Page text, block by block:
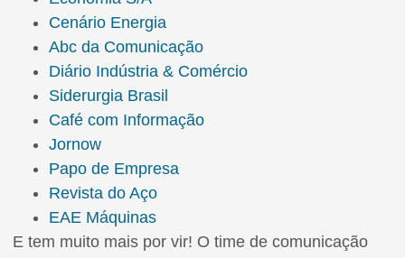
Cenário Energia
Abc da Comunicação
Diário Indústria & Comércio
Siderurgia Brasil
Café com Informação
Jornow
Papo de Empresa
Revista do Aço
EAE Máquinas
E tem muito mais por vir! O time de comunicação